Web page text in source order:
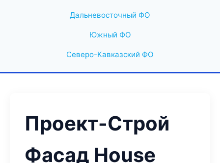
Дальневосточный ФО
Южный ФО
Северо-Кавказский ФО
Проект-Строй
Фасад House